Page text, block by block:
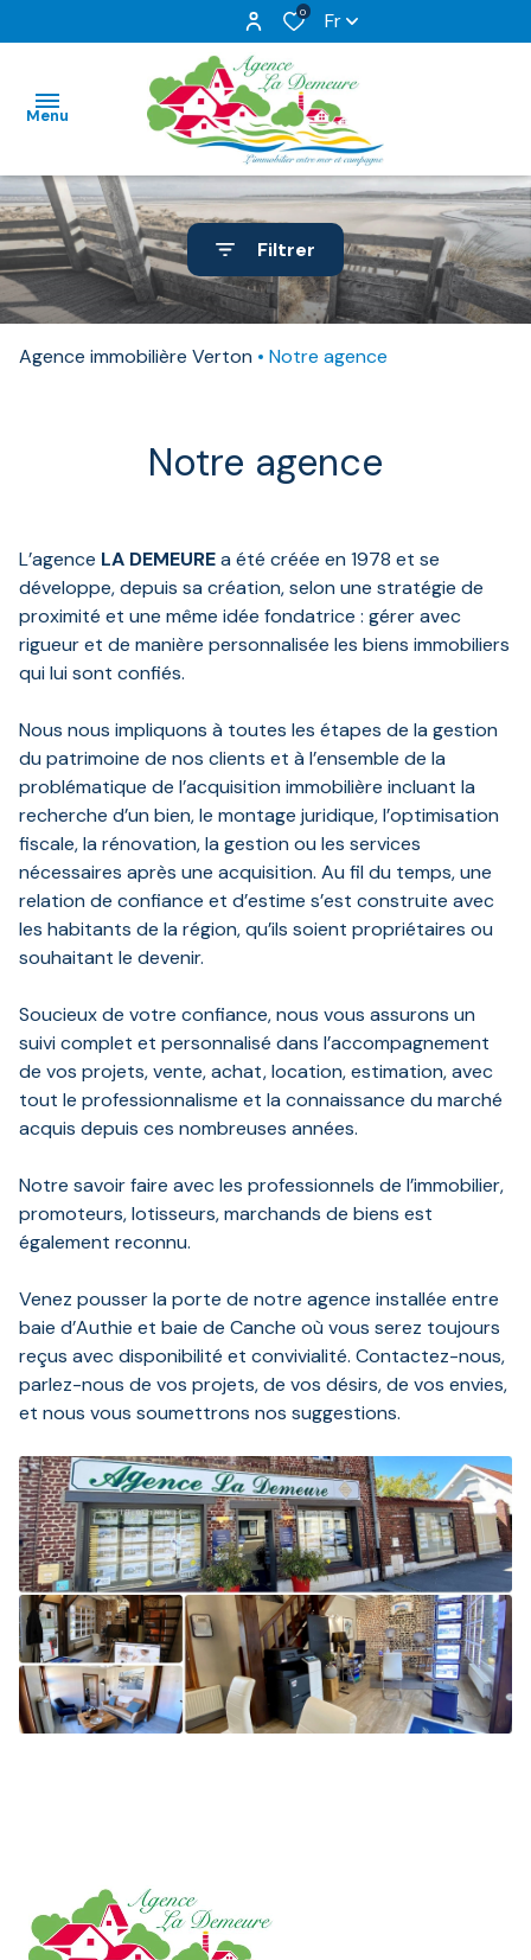
0 Fr
Menu
ACCUEIL
NOS
VENTES
NOS
ESTIMATION
RÉSEAU
AICO
Filtrer
Agence immobilière Verton Notre agence
Notre agence
L’agence LA DEMEUREa été créée en 1978 et se
développe, depuis sa création, selon une stratégie de
proximité et une même idée fondatrice : gérer avec
rigueur et de manière personnalisée les biens immobiliers
qui lui sont confiés.
Nous nous impliquons à toutes les étapes de la gestion
du patrimoine de nos clients et à l’ensemble de la
problématique de l’acquisition immobilière incluant la
recherche d’un bien, le montage juridique, l’optimisation
fiscale, la rénovation, la gestion ou les services
nécessaires après une acquisition. Au fil du temps, une
relation de confiance et d’estime s’est construite avec
les habitants de la région, qu’ils soient propriétaires ou
souhaitant le devenir.
Soucieux de votre confiance, nous vous assurons un
suivi complet et personnalisé dans l’accompagnement
de vos projets, vente, achat, location, estimation, avec
tout le professionnalisme et la connaissance du marché
acquis depuis ces nombreuses années.
Notre savoir faire avec les professionnels de l’immobilier,
promoteurs, lotisseurs, marchands de biens est
également reconnu.
Venez pousser la porte de notre agence installée entre
baie d’Authie et baie de Canche où vous serez toujours
reçus avec disponibilité et convivialité. Contactez-nous,
parlez-nous de vos projets, de vos désirs, de vos envies,
et nous vous soumettrons nos suggestions.